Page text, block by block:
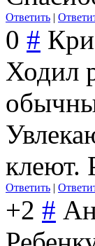
Ответить |
0 #
Ходил
клеют.
Ответить |
+2 #